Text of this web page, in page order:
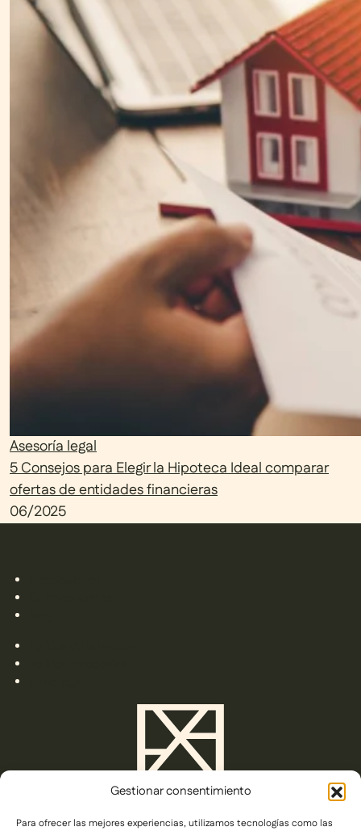
Gestionar consentimiento
Para ofrecer las mejores experiencias, utilizamos tecnologías como las
Asesoría legal
5 Consejos para Elegir la Hipoteca Ideal comparar
ofertas de entidades financieras
06/2025